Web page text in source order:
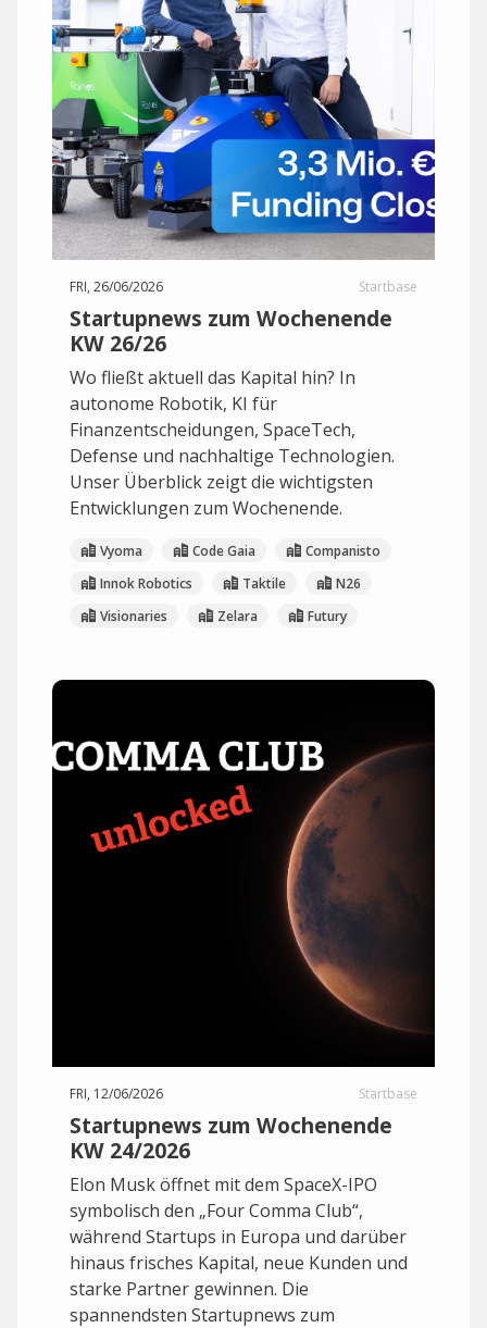
FRI, 26/06/2026 Startbase
Startupnews zum Wochenende
KW 26/26
Wo fließt aktuell das Kapital hin? In
autonome Robotik, KI für
Finanzentscheidungen, SpaceTech,
Defense und nachhaltige Technologien.
Unser Überblick zeigt die wichtigsten
Entwicklungen zum Wochenende.
Vyoma Code Gaia
Companisto
Innok Robotics
Taktile
N26
Visionaries
Zelara Futury
FRI, 12/06/2026 Startbase
Startupnews zum Wochenende
KW 24/2026
Elon Musk öffnet mit dem SpaceX-IPO
symbolisch den „Four Comma Club“,
während Startups in Europa und darüber
hinaus frisches Kapital, neue Kunden und
starke Partner gewinnen. Die
spannendsten Startupnews zum